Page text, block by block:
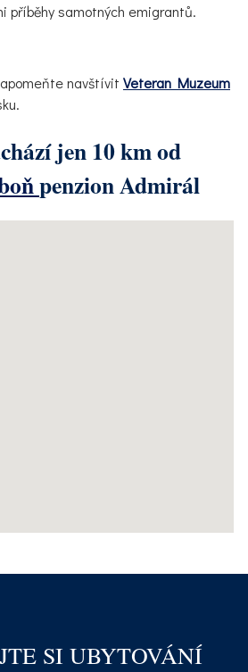
příběhy samotných emigrantů.
navštívit Veteran Muzeum
jen 10 km od
penzion Admirál
SI UBYTOVÁNÍ